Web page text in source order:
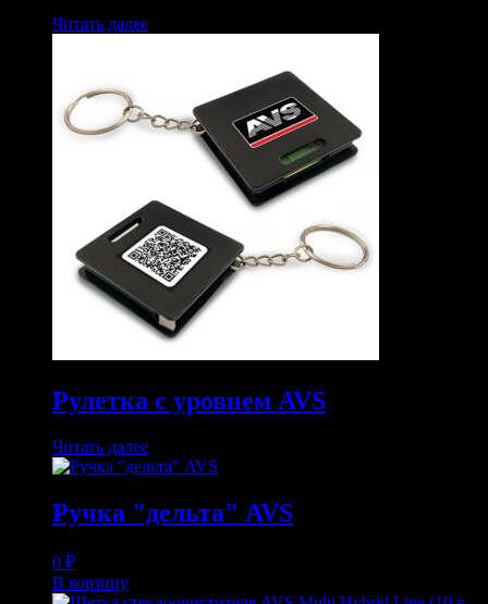
Читать далее
Рулетка с уровнем AVS
Читать далее
Ручка "дельта" AVS
0 ₽
В корзину